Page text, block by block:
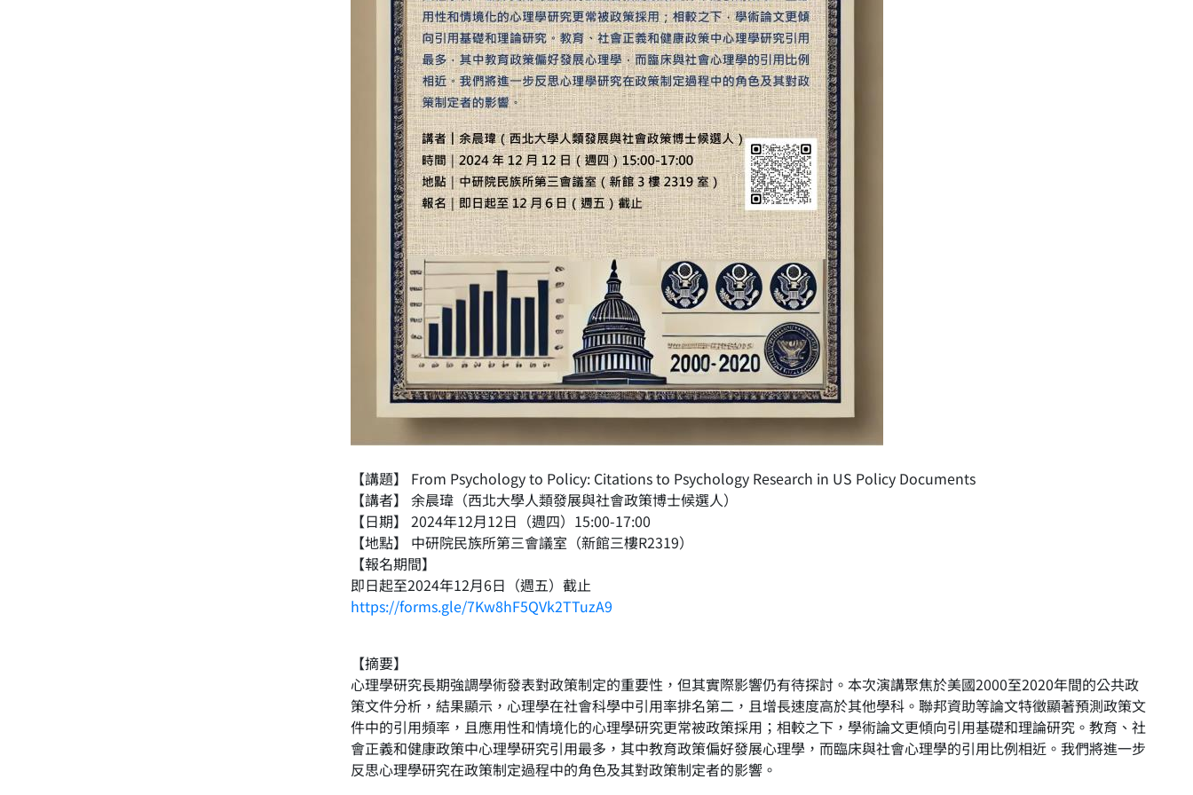
【講題】 From Psychology to Policy: Citations to Psychology Research in US Policy Documents
【講者】 余晨瑋（西北大學人類發展與社會政策博士候選人）
【日期】 2024年12月12日（週四）15:00-17:00
【地點】 中研院民族所第三會議室（新館三樓R2319）
【報名期間】
即日起至2024年12月6日（週五）截止
https://forms.gle/7Kw8hF5QVk2TTuzA9
【摘要】
心理學研究長期強調學術發表對政策制定的重要性，但其實際影響仍有待探討。本次演講聚焦於美國2000至2020年間的公共政
策文件分析，結果顯示，心理學在社會科學中引用率排名第二，且增長速度高於其他學科。聯邦資助等論文特徵顯著預測政策文
件中的引用頻率，且應用性和情境化的心理學研究更常被政策採用；相較之下，學術論文更傾向引用基礎和理論研究。教育、社
會正義和健康政策中心理學研究引用最多，其中教育政策偏好發展心理學，而臨床與社會心理學的引用比例相近。我們將進一步
反思心理學研究在政策制定過程中的角色及其對政策制定者的影響。